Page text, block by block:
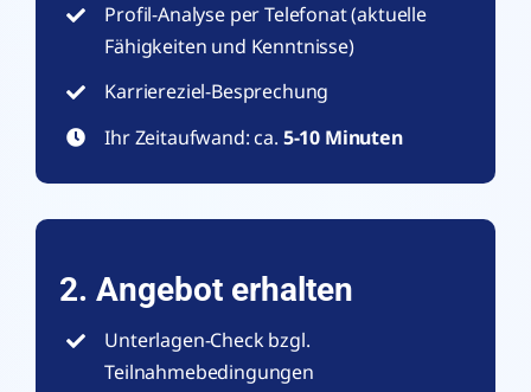
Profil-Analyse per Telefonat (aktuelle
Fähigkeiten und Kenntnisse)
Karriereziel-Besprechung
Ihr Zeitaufwand: ca. 5-10 Minuten
2. Angebot erhalten
Unterlagen-Check bzgl.
Teilnahmebedingungen